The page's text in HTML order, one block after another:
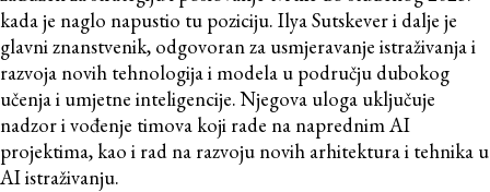
kada je naglo napustio tu poziciju. Ilya Sutskever i dalje je
glavni znanstvenik, odgovoran za usmjeravanje istraživanja i
razvoja novih tehnologija i modela u području dubokog
učenja i umjetne inteligencije. Njegova uloga uključuje
nadzor i vođenje timova koji rade na naprednim AI
projektima, kao i rad na razvoju novih arhitektura i tehnika u
AI istraživanju.